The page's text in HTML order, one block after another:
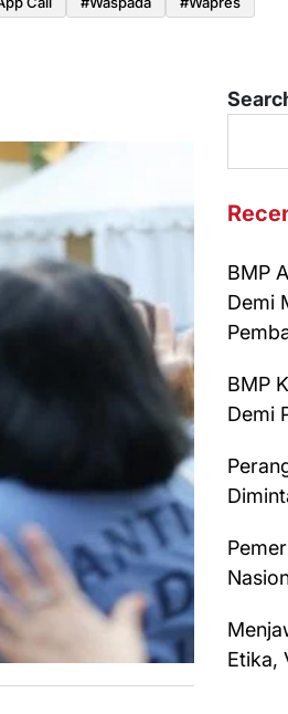
BMP
Demi
BMP
Demi
Etika,